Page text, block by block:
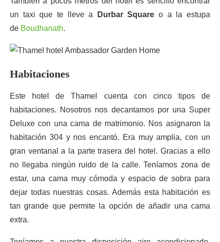
un taxi que te lleve a
Durbar Square o a la estupa
de Boudhanath.
Habitaciones
Este hotel de Thamel cuenta con cinco tipos de
habitaciones. Nosotros nos decantamos por una Super
Deluxe con una cama de matrimonio. Nos asignaron la
habitación 304 y nos encantó. Era muy amplia, con un
gran ventanal a la parte trasera del hotel. Gracias a ello
no llegaba ningún ruido de la calle. Teníamos zona de
estar, una cama muy cómoda y espacio de sobra para
dejar todas nuestras cosas. Además esta habitación es
tan grande que permite la opción de añadir una cama
extra.